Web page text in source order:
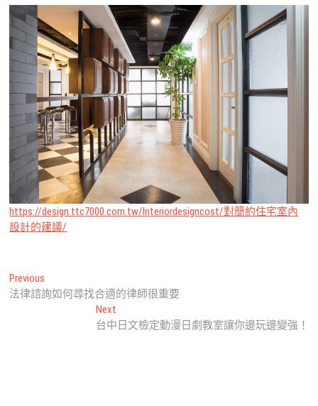
https://design.ttc7000.com.tw/Interiordesigncost/對簡約住宅室內
設計的建議/
文
章
Previous
post:
法律諮詢如何尋找合適的律師很重要
NextNext
post:
台中日文檢定動漫日劇教室讓你邊玩邊變強！